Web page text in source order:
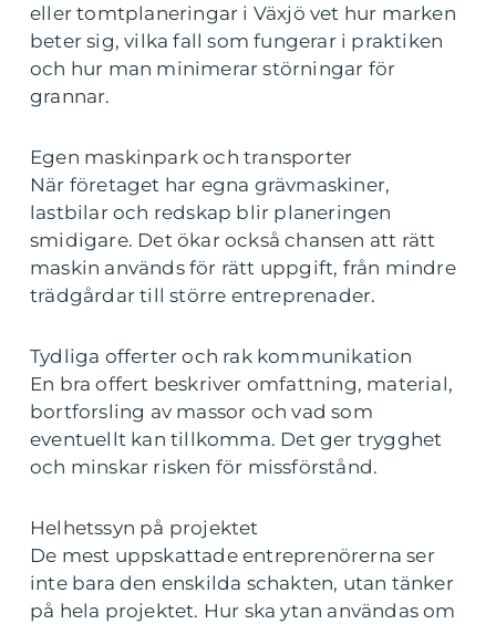
eller tomtplaneringar i Växjö vet hur marken
beter sig, vilka fall som fungerar i praktiken
och hur man minimerar störningar för
grannar.
Egen maskinpark och transporter
När företaget har egna grävmaskiner,
lastbilar och redskap blir planeringen
smidigare. Det ökar också chansen att rätt
maskin används för rätt uppgift, från mindre
trädgårdar till större entreprenader.
Tydliga offerter och rak kommunikation
En bra offert beskriver omfattning, material,
bortforsling av massor och vad som
eventuellt kan tillkomma. Det ger trygghet
och minskar risken för missförstånd.
Helhetssyn på projektet
De mest uppskattade entreprenörerna ser
inte bara den enskilda schakten, utan tänker
på hela projektet. Hur ska ytan användas om